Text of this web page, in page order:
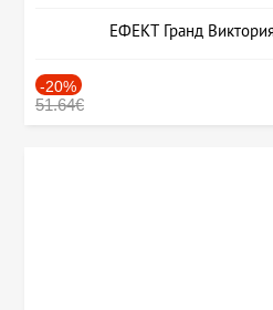
ЕФЕКТ Гранд
-20%
51.64€